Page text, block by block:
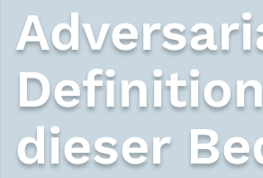
dieser